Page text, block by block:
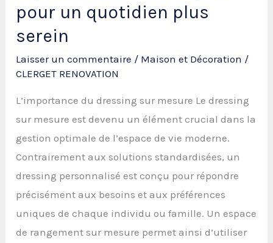
pour un quotidien plus
serein
Laisser un commentaire / Maison et Décoration /
CLERGET RENOVATION
L’importance du dressing sur mesure Le dressing
sur mesure est devenu un élément crucial dans la
gestion optimale de l’espace de vie moderne.
Contrairement aux solutions standardisées, un
dressing personnalisé est conçu pour répondre
précisément aux besoins et aux préférences
uniques de chaque individu ou famille. Un espace
de rangement sur mesure permet ainsi d’utiliser